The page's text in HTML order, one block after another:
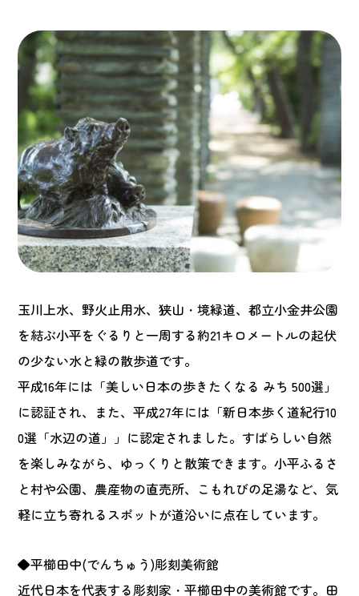
玉川上水、野火止用水、狭山・境緑道、都立小金井公園
を結ぶ小平をぐるりと一周する約21キロメートルの起伏
の少ない水と緑の散歩道です。
平成16年には「美しい日本の歩きたくなる みち 500選」
に認証され、また、平成27年には「新日本歩く道紀行10
0選「水辺の道」」に認定されました。すばらしい自然
を楽しみながら、ゆっくりと散策できます。小平ふるさ
と村や公園、農産物の直売所、こもれびの足湯など、気
軽に立ち寄れるスポットが道沿いに点在しています。
◆平櫛田中(でんちゅう)彫刻美術館
近代日本を代表する彫刻家・平櫛田中の美術館です。田